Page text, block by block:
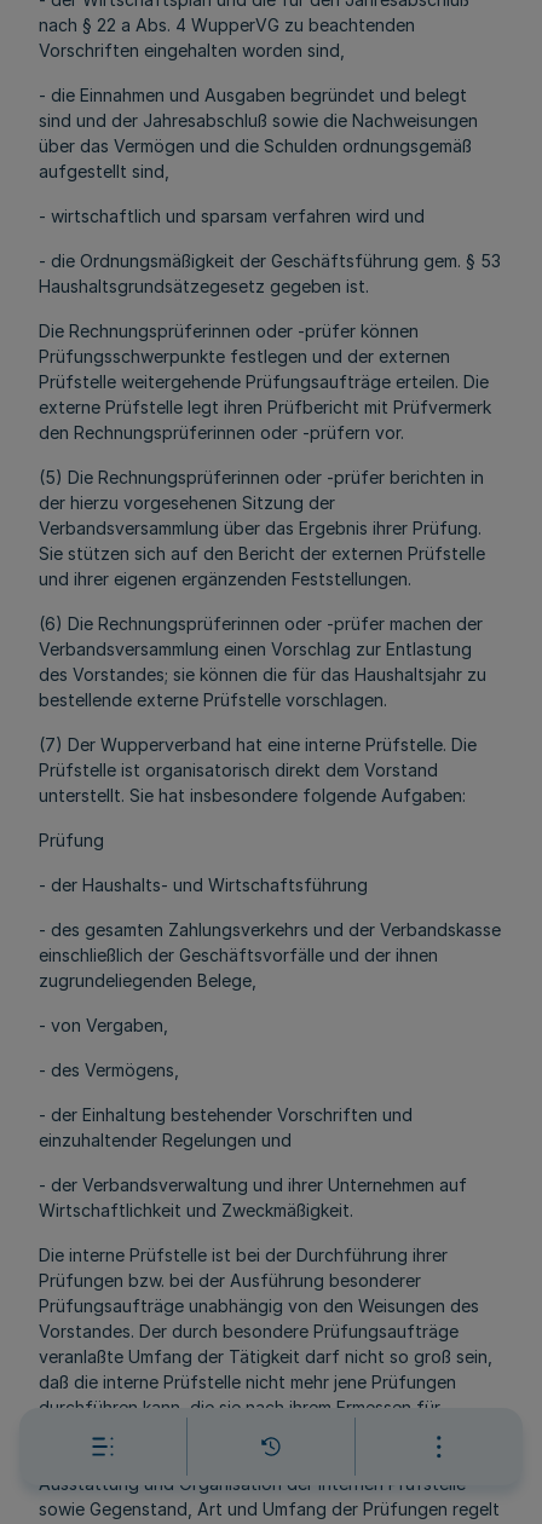
nach § 22 a Abs. 4 WupperVG zu beachtenden
Vorschriften eingehalten worden sind,
- die Einnahmen und Ausgaben begründet und belegt
sind und der Jahresabschluß sowie die Nachweisungen
über das Vermögen und die Schulden ordnungsgemäß
aufgestellt sind,
- wirtschaftlich und sparsam verfahren wird und
- die Ordnungsmäßigkeit der Geschäftsführung gem. § 53
Haushaltsgrundsätzegesetz gegeben ist.
Die Rechnungsprüferinnen oder -prüfer können
Prüfungsschwerpunkte festlegen und der externen
Prüfstelle weitergehende Prüfungsaufträge erteilen. Die
externe Prüfstelle legt ihren Prüfbericht mit Prüfvermerk
den Rechnungsprüferinnen oder -prüfern vor.
(5) Die Rechnungsprüferinnen oder -prüfer berichten in
der hierzu vorgesehenen Sitzung der
Verbandsversammlung über das Ergebnis ihrer Prüfung.
Sie stützen sich auf den Bericht der externen Prüfstelle
und ihrer eigenen ergänzenden Feststellungen.
(6) Die Rechnungsprüferinnen oder -prüfer machen der
Verbandsversammlung einen Vorschlag zur Entlastung
des Vorstandes; sie können die für das Haushaltsjahr zu
bestellende externe Prüfstelle vorschlagen.
(7) Der Wupperverband hat eine interne Prüfstelle. Die
Prüfstelle ist organisatorisch direkt dem Vorstand
unterstellt. Sie hat insbesondere folgende Aufgaben:
Prüfung
- der Haushalts- und Wirtschaftsführung
- des gesamten Zahlungsverkehrs und der Verbandskasse
einschließlich der Geschäftsvorfälle und der ihnen
zugrundeliegenden Belege,
- von Vergaben,
- des Vermögens,
- der Einhaltung bestehender Vorschriften und
einzuhaltender Regelungen und
- der Verbandsverwaltung und ihrer Unternehmen auf
Wirtschaftlichkeit und Zweckmäßigkeit.
Die interne Prüfstelle ist bei der Durchführung ihrer
Prüfungen bzw. bei der Ausführung besonderer
Prüfungsaufträge unabhängig von den Weisungen des
Vorstandes. Der durch besondere Prüfungsaufträge
veranlaßte Umfang der Tätigkeit darf nicht so groß sein,
daß die interne Prüfstelle nicht mehr jene Prüfungen
durchführen kann, die sie nach ihrem Ermessen für
notwendig hält. Über wichtige Prüfergebnisse ist der
Verbandsrat zu unterrichten. Einzelheiten über personelle
Ausstattung und Organisation der internen Prüfstelle
sowie Gegenstand, Art und Umfang der Prüfungen regelt